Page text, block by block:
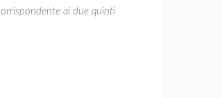
ai due quinti